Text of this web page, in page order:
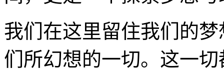
我们在这里留住我们的
们所幻想的一切。这一